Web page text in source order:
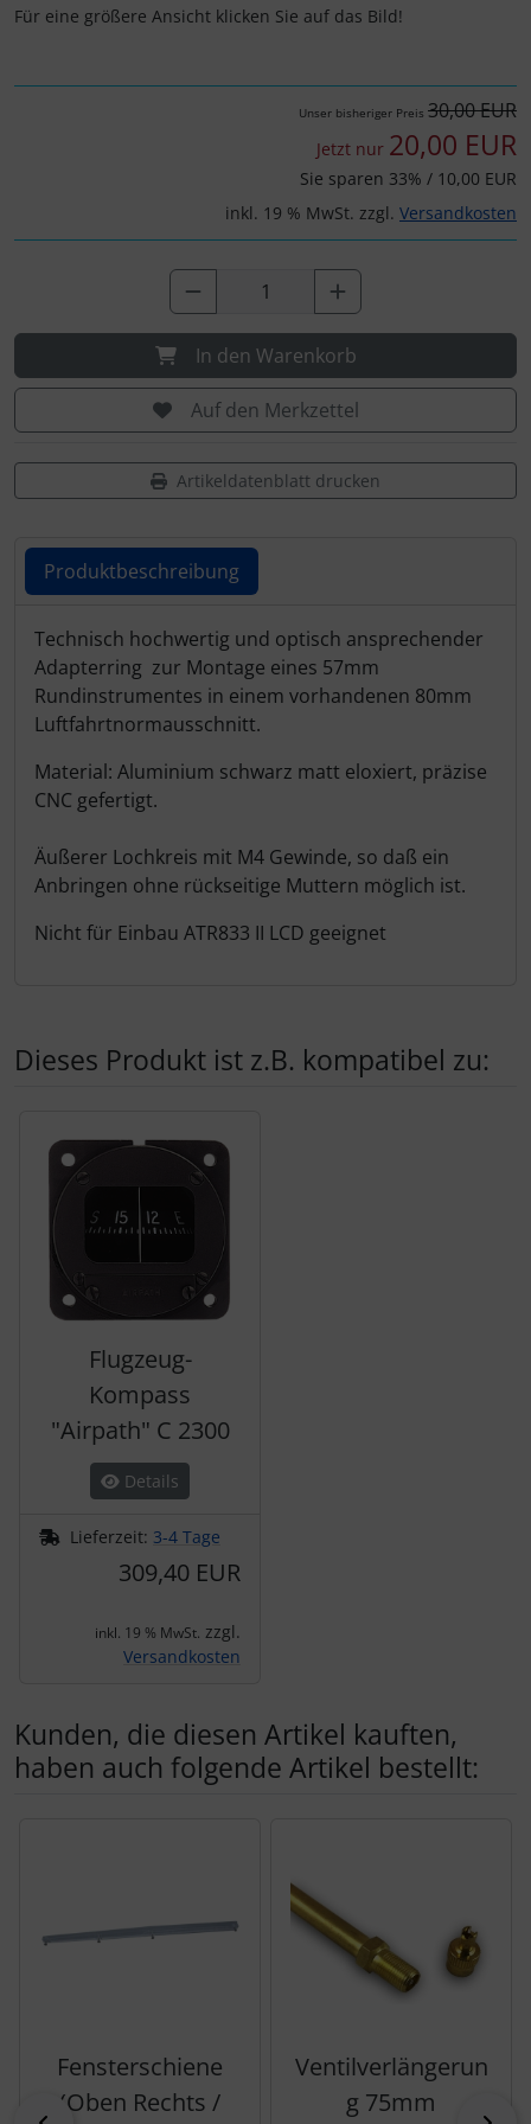
Für eine größere Ansicht klicken Sie auf das Bild!
Unser bisheriger Preis 30,00 EUR
Jetzt nur 20,00 EUR
Sie sparen 33% / 10,00 EUR
inkl. 19 % MwSt. zzgl. Versandkosten
In den Warenkorb
Auf den Merkzettel
Artikeldatenblatt drucken
Produktbeschreibung
Produktbeschreibung
Technisch hochwertig und optisch ansprechender
Adapterring zur Montage eines 57mm
Rundinstrumentes in einem vorhandenen 80mm
Luftfahrtnormausschnitt.
Material: Aluminium schwarz matt eloxiert, präzise
CNC gefertigt.
Äußerer Lochkreis mit M4 Gewinde, so daß ein
Anbringen ohne rückseitige Muttern möglich ist.
Nicht für Einbau ATR833 II LCD geeignet
Dieses Produkt ist z.B. kompatibel zu:
Flugzeug-
Kompass
"Airpath" C 2300
Details
Lieferzeit: 3-4 Tage
309,40 EUR
inkl. 19 % MwSt. zzgl.
Versandkosten
Kunden, die diesen Artikel kauften,
haben auch folgende Artikel bestellt:
Fensterschiene
(Oben Rechts /
Ventilverlängerun
g 75mm
Reifen, Schläuche und Co.
Sauerstoff, Gas und Feuer
Schläuche, Verbinder....
Schrauben, Muttern & Co.
Schutz und Pflege
Schutztaschen Interieur
Transponder
Warn- und Schutzfolien
Sonstiges
Thermikhüte